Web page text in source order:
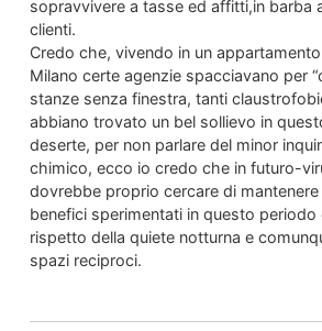
sopravvivere a tasse ed affitti,in barba
clienti.
Credo che, vivendo in un
Milano certe agenzie spacciavano per
stanze senza finestra, tanti
abbiano trovato un bel sollievo in
deserte, per non parlare del minor
chimico, ecco io credo che in futuro-
dovrebbe proprio cercare di
benefici sperimentati in questo periodo
rispetto della quiete notturna e
spazi reciproci.